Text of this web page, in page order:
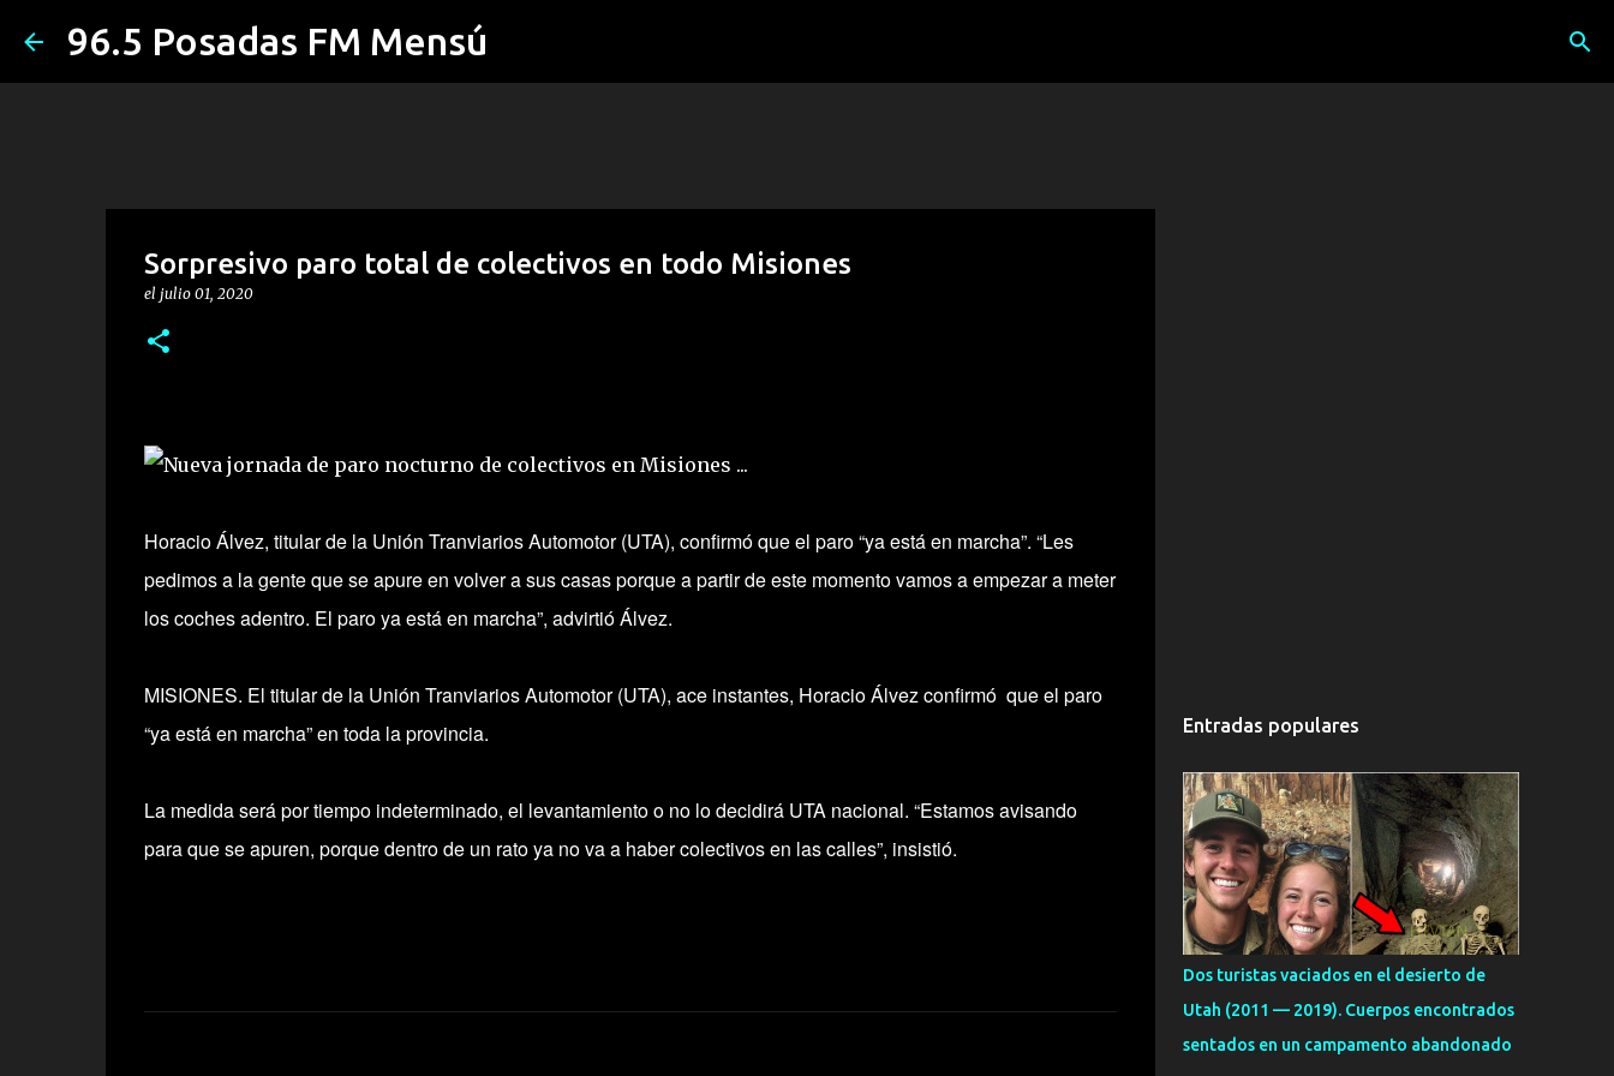
96.5 Posadas FM Mensú
Sorpresivo paro total de colectivos en todo Misiones
el julio 01, 2020
Horacio Álvez, titular de la Unión Tranviarios Automotor (UTA), confirmó que el paro “ya está en marcha”. “Les
pedimos a la gente que se apure en volver a sus casas porque a partir de este momento vamos a empezar a meter
los coches adentro. El paro ya está en marcha”, advirtió Álvez.
MISIONES. El titular de la Unión Tranviarios Automotor (UTA), ace instantes, Horacio Álvez confirmó que el paro
“ya está en marcha” en toda la provincia.
La medida será por tiempo indeterminado, el levantamiento o no lo decidirá UTA nacional. “Estamos avisando
para que se apuren, porque dentro de un rato ya no va a haber colectivos en las calles”, insistió.
Entradas populares
Dos turistas vaciados en el desierto de
Utah (2011 — 2019). Cuerpos encontrados
sentados en un campamento abandonado